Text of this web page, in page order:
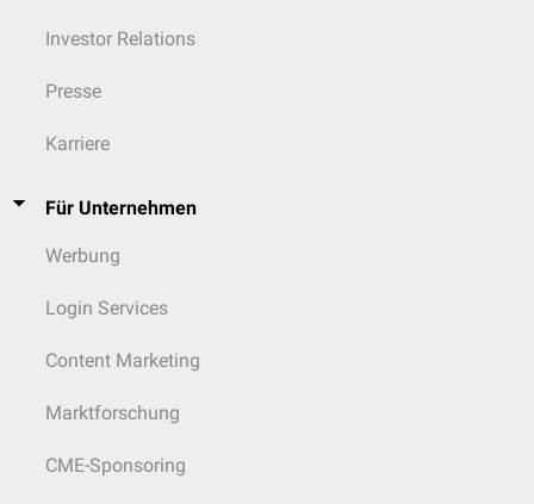
Investor Relations
Presse
Karriere
Für Unternehmen
Werbung
Login Services
Content Marketing
Marktforschung
CME-Sponsoring